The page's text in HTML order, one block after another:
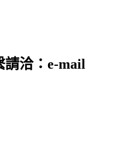
洽：e-mail